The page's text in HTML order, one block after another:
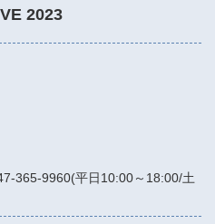
2023
365-9960(平日10:00～18:00/土